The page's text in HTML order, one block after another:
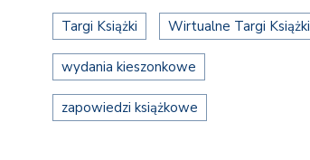
Targi Książki Wirtualne Targi Książki
wydania kieszonkowe
zapowiedzi książkowe